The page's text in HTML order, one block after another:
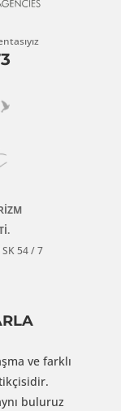
SK 54 / 7
ve farklı
buluruz